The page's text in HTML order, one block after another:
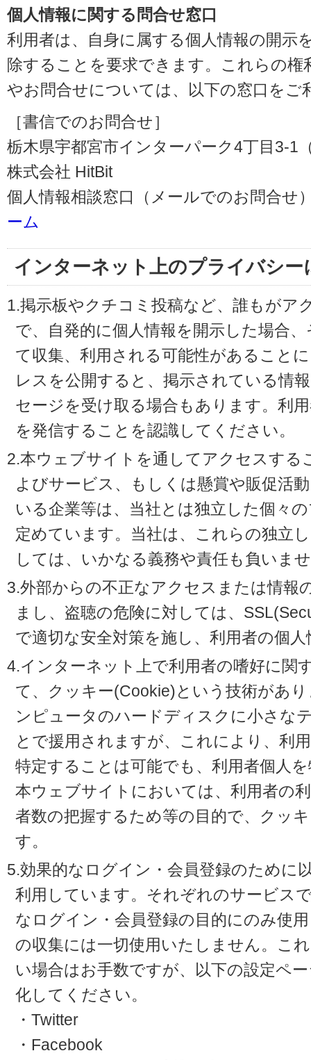
個人情報に関する問合せ窓口
利用者は、自身に属する個人情報の開示
除することを要求できます。これらの権
やお問合せについては、以下の窓口をご
［書信でのお問合せ］
栃木県宇都宮市インターパーク4丁目3-1
株式会社 HitBit
個人情報相談窓口（メールでのお問合せ
ーム
インターネット上のプライバシー
1.掲示板やクチコミ投稿など、誰もがア
で、自発的に個人情報を開示した場合
て収集、利用される可能性があること
レスを公開すると、掲示されている情
セージを受け取る場合もあります。利
を発信することを認識してください。
2.本ウェブサイトを通してアクセスする
よびサービス、もしくは懸賞や販促活
いる企業等は、当社とは独立した個々
定めています。当社は、これらの独立
しては、いかなる義務や責任も負いま
3.外部からの不正なアクセスまたは情報
まし、盗聴の危険に対しては、
で適切な安全対策を施し、利用者の個
4.インターネット上で利用者の嗜好に関
て、クッキー(Cookie)という技術があ
ンピュータのハードディスクに小さな
とで援用されますが、これにより、利
特定することは可能でも、利用者個人
本ウェブサイトにおいては、利用者の
者数の把握するため等の目的で、クッ
す。
5.効果的なログイン・会員登録のために
利用しています。それぞれのサービス
なログイン・会員登録の目的にのみ使
の収集には一切使用いたしません。こ
い場合はお手数ですが、以下の設定ペ
化してください。
・Twitter
・Facebook